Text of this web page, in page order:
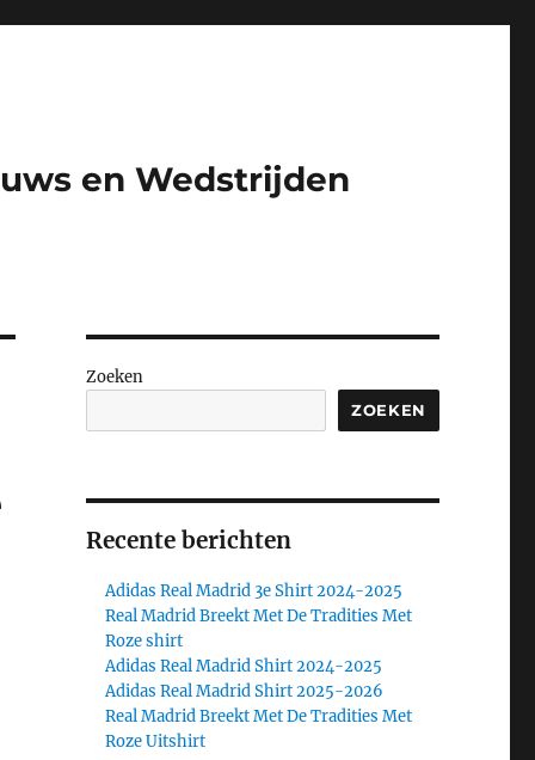
en Wedstrijden​
Zoeken
ZOEKEN
Recente berichten
Adidas Real Madrid 3e Shirt 2024-2025
Real Madrid Breekt Met De Tradities Met
Roze shirt
Adidas Real Madrid Shirt 2024-2025
Adidas Real Madrid Shirt 2025-2026
Real Madrid Breekt Met De Tradities Met
Roze Uitshirt